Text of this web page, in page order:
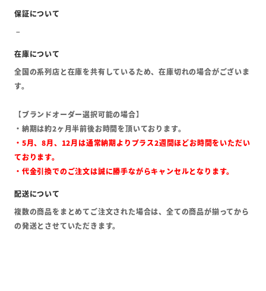
全国の系列店と在庫を共有しているため、在庫切れの場合がございま
す。
【ブランドオーダー選択可能の場合】
・納期は約2ヶ月半前後お時間を頂いております。
・5月、8月、12月は通常納期よりプラス2週間ほどお時間をいただい
ております。
・代金引換でのご注文は誠に勝手ながらキャンセルとなります。
複数の商品をまとめてご注文された場合は、全ての商品が揃ってから
の発送とさせていただきます。